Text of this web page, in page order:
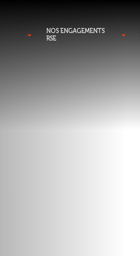
NOS ENGAGEMENTS
RSE